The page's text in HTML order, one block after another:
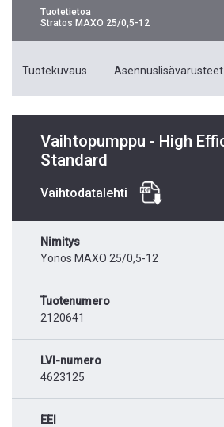
Tuotetietoa
Stratos MAXO 25/0,5-12
Tuotekuvaus Asennuslisävarusteet
Vaihtopumppu - High
Standard
Vaihtodatalehti
Nimitys
Yonos MAXO 25/0,5-12
Tuotenumero
2120641
LVI-numero
4623125
EEI